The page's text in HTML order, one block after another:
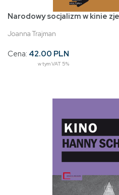
Narodowy socjalizm w kinie
Joanna Trajman
Cena: 42.00 PLN
w tym VAT 5%